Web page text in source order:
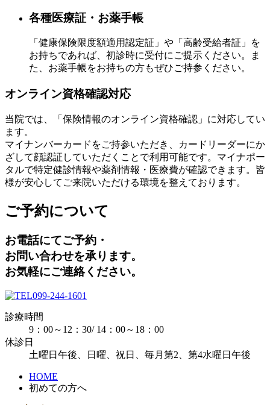
各種医療証・お薬手帳
「健康保険限度額適用認定証」や「高齢受給者証」を
お持ちであれば、初診時に受付にご提示ください。ま
た、お薬手帳をお持ちの方もぜひご持参ください。
オンライン資格確認対応
当院では、「保険情報のオンライン資格確認」に対応してい
ます。
マイナンバーカードをご持参いただき、カードリーダーにか
ざして顔認証していただくことで利用可能です。マイナポー
タルで特定健診情報や薬剤情報・医療費が確認できます。皆
様が安心してご来院いただける環境を整えております。
ご予約について
お電話にてご予約・
お問い合わせを承ります。
お気軽にご連絡ください。
099-244-1601
診療時間
9：00～12：30/ 14：00～18：00
休診日
土曜日午後、日曜、祝日、毎月第2、第4水曜日午後
HOME
初めての方へ